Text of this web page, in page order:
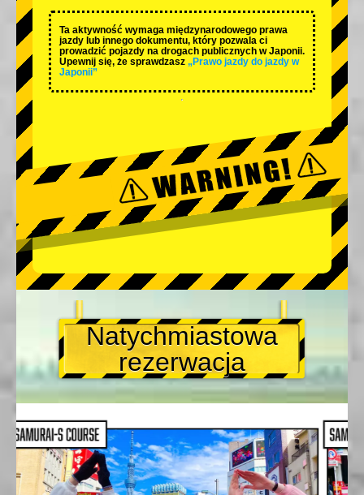
Ta aktywność wymaga międzynarodowego prawa
jazdy lub innego dokumentu, który pozwala ci
prowadzić pojazdy na drogach publicznych w Japonii.
Upewnij się, że sprawdzasz „Prawo jazdy do jazdy w
Japonii”
Natychmiastowa
rezerwacja